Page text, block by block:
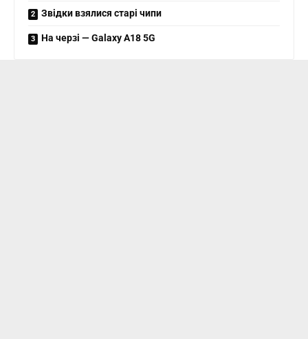
Звідки взялися старі чипи
На черзі — Galaxy A18 5G